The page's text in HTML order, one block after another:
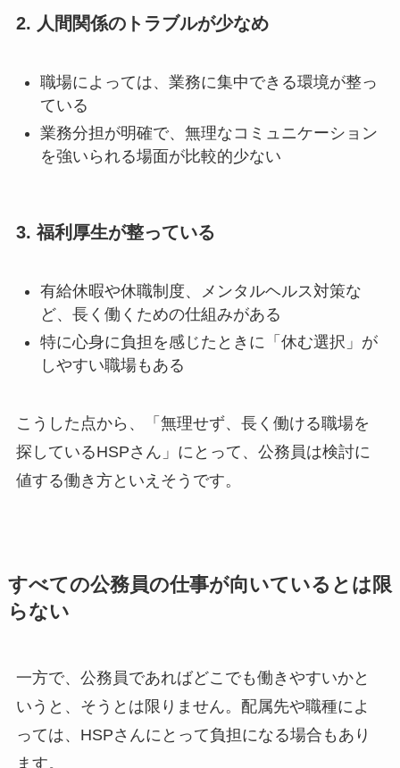
2. 人間関係のトラブルが少なめ
職場によっては、業務に集中できる環境が整っ
ている
業務分担が明確で、無理なコミュニケーション
を強いられる場面が比較的少ない
3. 福利厚生が整っている
有給休暇や休職制度、メンタルヘルス対策な
ど、長く働くための仕組みがある
特に心身に負担を感じたときに「休む選択」が
しやすい職場もある
こうした点から、「無理せず、長く働ける職場を
探しているHSPさん」にとって、公務員は検討に
値する働き方といえそうです。
すべての公務員の仕事が向いているとは限
らない
一方で、公務員であればどこでも働きやすいかと
いうと、そうとは限りません。配属先や職種によ
っては、HSPさんにとって負担になる場合もあり
ます。